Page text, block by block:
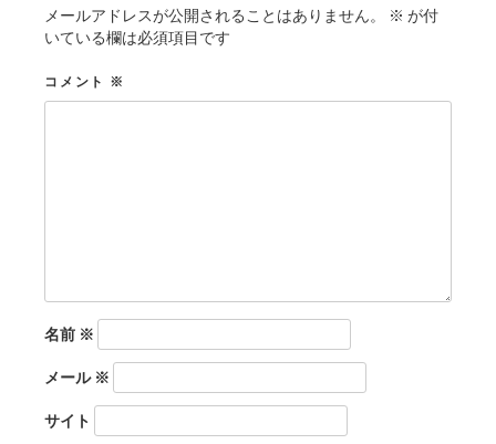
メールアドレスが公開されることはありません。 ※ が付
いている欄は必須項目です
コメント ※
名前 ※
メール※
サイト